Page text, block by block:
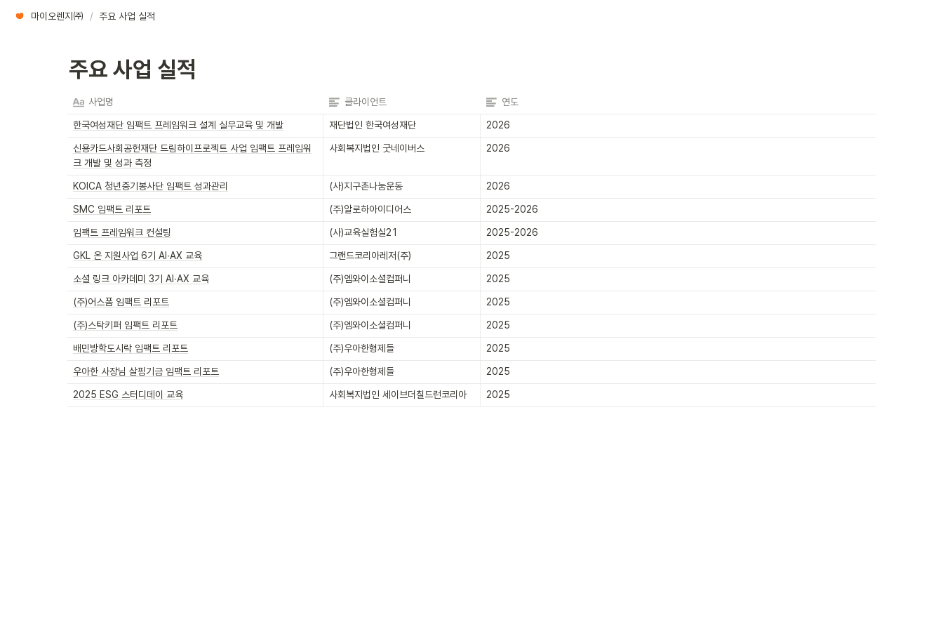
마이오렌지㈜ / 주요 사업 실적
주요 사업 실적
사업명 클라이언트 연도
한국여성재단 임팩트 프레임워크 설계 실무교육 및 개발 재단법인 한국여성재단 2026
신용카드사회공헌재단 드림하이프로젝트 사업 임팩트 프레임워
크 개발 및 성과 측정
사회복지법인 굿네이버스 2026
KOICA 청년중기봉사단 임팩트 성과관리 (사)지구촌나눔운동 2026
SMC 임팩트 리포트 (주)알로하아이디어스 2025-2026
임팩트 프레임워크 컨설팅 (사)교육실험실21 2025-2026
GKL 온 지원사업 6기 AI∙AX 교육 그랜드코리아레저(주) 2025
소셜 링크 아카데미 3기 AI∙AX 교육 (주)엠와이소셜컴퍼니 2025
(주)어스폼 임팩트 리포트 (주)엠와이소셜컴퍼니 2025
(주)스탁키퍼 임팩트 리포트 (주)엠와이소셜컴퍼니 2025
배민방학도시락 임팩트 리포트 (주)우아한형제들 2025
우아한 사장님 살핌기금 임팩트 리포트 (주)우아한형제들 2025
2025 ESG 스터디데이 교육 사회복지법인 세이브더칠드런코리아 2025